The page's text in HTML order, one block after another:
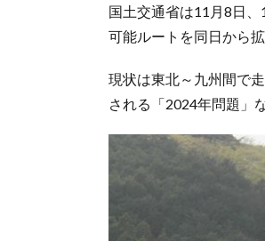
国土交通省は11月8日
可能ルートを同日から
現状は東北～九州間で
される「2024年問題」